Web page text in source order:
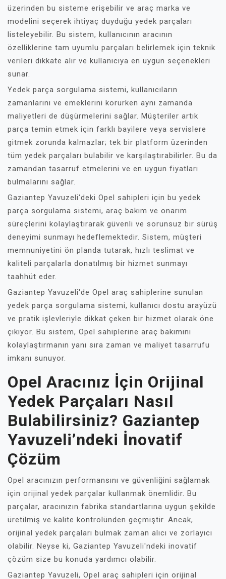
üzerinden bu sisteme erişebilir ve araç marka ve
modelini seçerek ihtiyaç duyduğu yedek parçaları
listeleyebilir. Bu sistem, kullanıcının aracının
özelliklerine tam uyumlu parçaları belirlemek için teknik
verileri dikkate alır ve kullanıcıya en uygun seçenekleri
sunar.
Yedek parça sorgulama sistemi, kullanıcıların
zamanlarını ve emeklerini korurken aynı zamanda
maliyetleri de düşürmelerini sağlar. Müşteriler artık
parça temin etmek için farklı bayilere veya servislere
gitmek zorunda kalmazlar; tek bir platform üzerinden
tüm yedek parçaları bulabilir ve karşılaştırabilirler. Bu da
zamandan tasarruf etmelerini ve en uygun fiyatları
bulmalarını sağlar.
Gaziantep Yavuzeli'deki Opel sahipleri için bu yedek
parça sorgulama sistemi, araç bakım ve onarım
süreçlerini kolaylaştırarak güvenli ve sorunsuz bir sürüş
deneyimi sunmayı hedeflemektedir. Sistem, müşteri
memnuniyetini ön planda tutarak, hızlı teslimat ve
kaliteli parçalarla donatılmış bir hizmet sunmayı
taahhüt eder.
Gaziantep Yavuzeli'de Opel araç sahiplerine sunulan
yedek parça sorgulama sistemi, kullanıcı dostu arayüzü
ve pratik işlevleriyle dikkat çeken bir hizmet olarak öne
çıkıyor. Bu sistem, Opel sahiplerine araç bakımını
kolaylaştırmanın yanı sıra zaman ve maliyet tasarrufu
imkanı sunuyor.
Opel Aracınız İçin Orijinal
Yedek Parçaları Nasıl
Bulabilirsiniz? Gaziantep
Yavuzeli’ndeki İnovatif
Çözüm
Opel aracınızın performansını ve güvenliğini sağlamak
için orijinal yedek parçalar kullanmak önemlidir. Bu
parçalar, aracınızın fabrika standartlarına uygun şekilde
üretilmiş ve kalite kontrolünden geçmiştir. Ancak,
orijinal yedek parçaları bulmak zaman alıcı ve zorlayıcı
olabilir. Neyse ki, Gaziantep Yavuzeli'ndeki inovatif
çözüm size bu konuda yardımcı olabilir.
Gaziantep Yavuzeli, Opel araç sahipleri için orijinal